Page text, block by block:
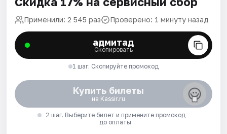
Применили: 2 545 раз Проверено: 1 минуту назад
адмитад
Скопировать
1 шаг. Скопируйте промокод
Купить билеты
на Kassir.ru
2 шаг. Выберите билет и примените промокод
до оплаты